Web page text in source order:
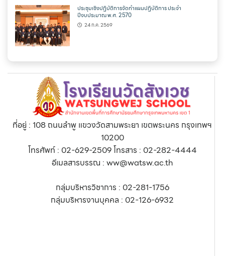
ประชุมเชิงปฏิบัติการจัดทำแผนปฏิบัติการ ประจำ
ปีงบประมาณ พ.ศ. 2570
24 ก.ค. 2569
ที่อยู่ : 108 ถนนลำพู แขวงวัดสามพระยา เขตพระนคร กรุงเทพฯ
10200
โทรศัพท์ : 02-629-2509 โทรสาร : 02-282-4444
อีเมลสารบรรณ : ww@watsw.ac.th
กลุ่มบริหารวิชาการ : 02-281-1756
กลุ่มบริหารงานบุคคล : 02-126-6932